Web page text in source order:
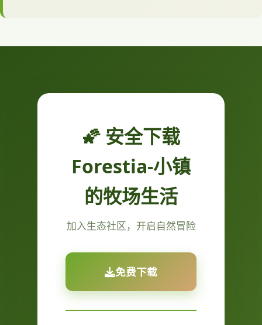
🌠 安全下载
Forestia-小镇
的牧场生活
加入生态社区，开启自然冒险
免费下载